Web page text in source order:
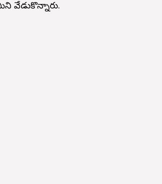
వేడుకొన్నారు.